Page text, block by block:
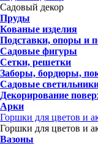
Садовый декор
Пруды
Кованые изделия
Подставки, опоры и
Садовые фигуры
Сетки, решетки
Заборы, бордюры,
Садовые
Декорирование
Арки
Горшки для цветов и
Горшки для цветов и
Вазоны